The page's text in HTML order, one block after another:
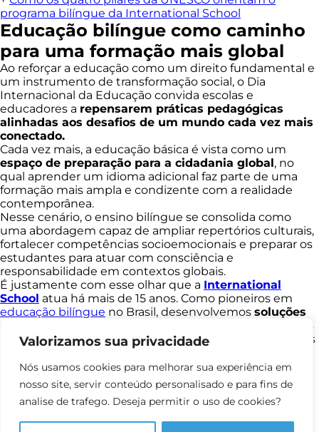
Valorizamos sua privacidade
Nós usamos cookies para melhorar sua experiência em
nosso site, servir conteúdo personalisado e para fins de
analise de trafego. Deseja permitir o uso de cookies?
programa bilíngue da International School
Educação bilíngue como caminho
para uma formação mais global
Ao reforçar a educação como um direito fundamental e
um instrumento de transformação social, o Dia
Internacional da Educação convida escolas e
educadores a repensarem práticas pedagógicas
alinhadas aos desafios de um mundo cada vez mais
conectado.
Cada vez mais, a educação básica é vista como um
espaço de preparação para a cidadania global, no
qual aprender um idioma adicional faz parte de uma
formação mais ampla e condizente com a realidade
contemporânea.
Nesse cenário, o ensino bilíngue se consolida como
uma abordagem capaz de ampliar repertórios culturais,
fortalecer competências socioemocionais e preparar os
estudantes para atuar com consciência e
responsabilidade em contextos globais.
É justamente com esse olhar que a International
School atua há mais de 15 anos. Como pioneiros em
educação bilíngue no Brasil, desenvolvemos soluções
, sempre alinhadas
à realidade das escolas brasileiras e às necessidades dos
Inclusive, estamos presentes em todas as regiões do
país, apoiando escolas na construção de uma formação
mais completa, conectada e significativa para os
estudantes.
Quer entender melhor como funciona nosso programa